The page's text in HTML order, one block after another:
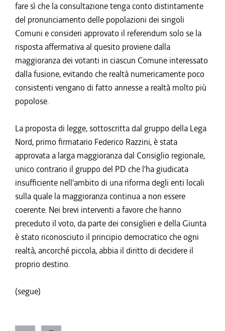
fare sì che la consultazione tenga conto distintamente
del pronunciamento delle popolazioni dei singoli
Comuni e consideri approvato il referendum solo se la
risposta affermativa al quesito proviene dalla
maggioranza dei votanti in ciascun Comune interessato
dalla fusione, evitando che realtà numericamente poco
consistenti vengano di fatto annesse a realtà molto più
popolose.
La proposta di legge, sottoscritta dal gruppo della Lega
Nord, primo firmatario Federico Razzini, è stata
approvata a larga maggioranza dal Consiglio regionale,
unico contrario il gruppo del PD che l'ha giudicata
insufficiente nell'ambito di una riforma degli enti locali
sulla quale la maggioranza continua a non essere
coerente. Nei brevi interventi a favore che hanno
preceduto il voto, da parte dei consiglieri e della Giunta
è stato riconosciuto il principio democratico che ogni
realtà, ancorché piccola, abbia il diritto di decidere il
proprio destino.
(segue)